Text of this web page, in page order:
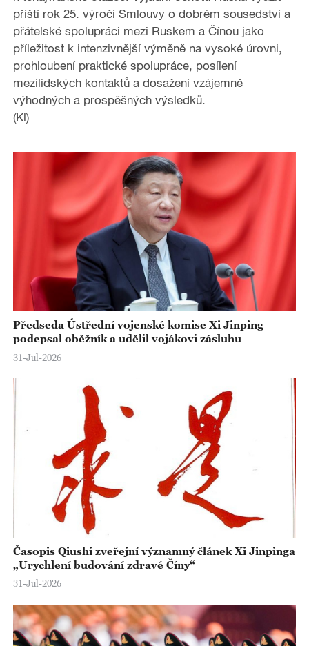
příští rok 25. výročí Smlouvy o dobrém sousedství a
přátelské spolupráci mezi Ruskem a Čínou jako
příležitost k intenzivnější výměně na vysoké úrovni,
prohloubení praktické spolupráce, posílení
mezilidských kontaktů a dosažení vzájemně
výhodných a prospěšných výsledků.
(Kl)
Předseda Ústřední vojenské komise Xi Jinping
podepsal oběžník a udělil vojákovi zásluhu
31-Jul-2026
Časopis Qiushi zveřejní významný článek Xi Jinpinga
„Urychlení budování zdravé Číny“
31-Jul-2026